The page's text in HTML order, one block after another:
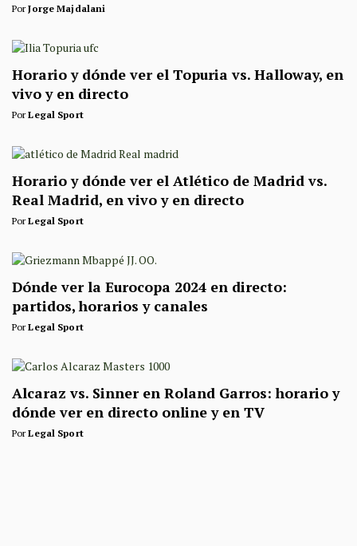
PorJorge Majdalani
Horario y dónde ver el Topuria vs. Halloway, en
vivo y en directo
PorLegal Sport
Horario y dónde ver el Atlético de Madrid vs.
Real Madrid, en vivo y en directo
PorLegal Sport
Dónde ver la Eurocopa 2024 en directo:
partidos, horarios y canales
PorLegal Sport
Alcaraz vs. Sinner en Roland Garros: horario y
dónde ver en directo online y en TV
PorLegal Sport